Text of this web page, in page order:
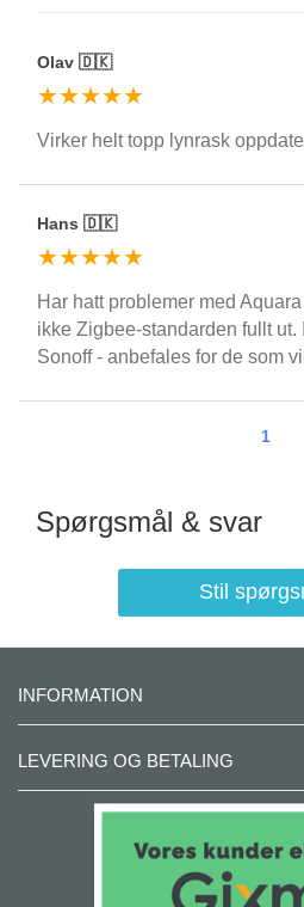
Olav 🇩🇰
★★★★★
Virker helt topp lynrask
Hans 🇩🇰
★★★★★
Har hatt problemer med
ikke Zigbee-standarden fullt ut.
Sonoff - anbefales for de som
1
Spørgsmål & svar
Stil
INFORMATION
LEVERING OG BETALING